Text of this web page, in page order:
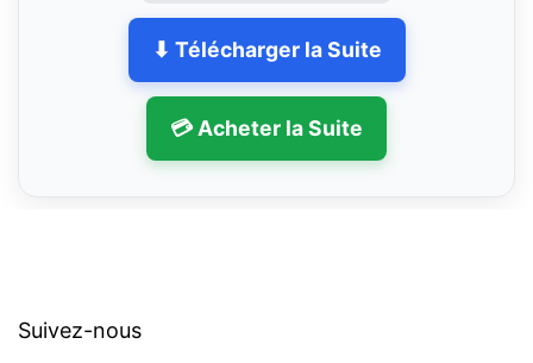
⬇ Télécharger la Suite
💳 Acheter la Suite
Suivez-nous